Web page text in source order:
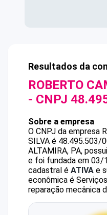
Resultados da
ROBERTO
- CNPJ
Sobre a empresa
O CNPJ da empresa
SILVA é 48.495.503/
ALTAMIRA, PA,
e foi fundada em 03/
cadastral é ATIVA e
econômica é
reparação mecânica